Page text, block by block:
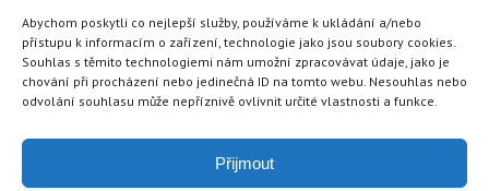
Abychom poskytli co nejlepší služby, používáme k ukládání a/nebo
přístupu k informacím o zařízení, technologie jako jsou soubory cookies.
Souhlas s těmito technologiemi nám umožní zpracovávat údaje, jako je
chování při procházení nebo jedinečná ID na tomto webu. Nesouhlas nebo
odvolání souhlasu může nepříznivě ovlivnit určité vlastnosti a funkce.
Přijmout
Domů
Naše suroviny